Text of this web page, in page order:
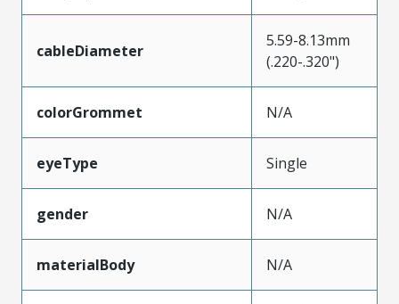
cableDiameter
5.59-8.13mm
(.220-.320")
colorGrommet N/A
eyeType Single
gender N/A
materialBody N/A